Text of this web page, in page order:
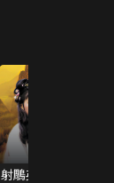
射鵰英雄傳之華山